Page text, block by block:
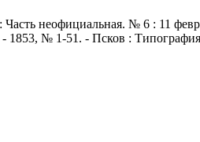
: Часть неофициальная. № 6 : 11
1853, № 1-51. - Псков :